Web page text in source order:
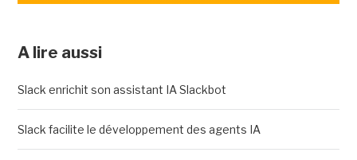
A lire aussi
Slack enrichit son assistant IA Slackbot
Slack facilite le développement des agents IA